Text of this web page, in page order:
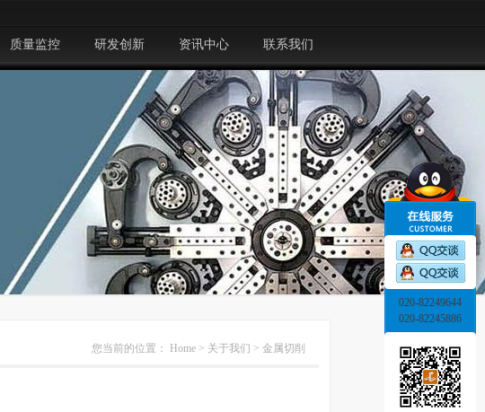
质量监控 研发创新 资讯中心 联系我们
您当前的位置： Home > 关于我们 > 金属切削
020-82249644
020-82245886